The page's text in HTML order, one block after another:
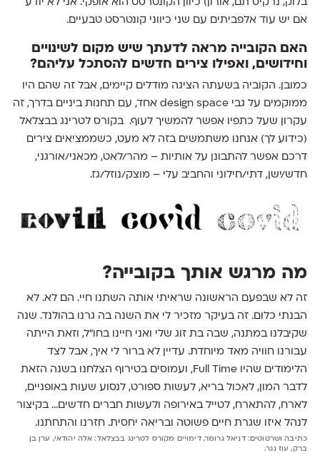
בלוק, נרקיס תם, אורון) כיוון הקונטרסט הוא אופקי. אני לא יודע
אם יש עוד אלפביתים עם שני כיווני קונטרסט טבעיים.
האם הקובייה מראה לדעתך שיש מקום לשינויים
וחידושים, ואפילו צירים חדשים להסתכל עליהם?
כמובן. הקוביה בשעתה הציגה מודלים קיימים, אבל זה שהם היו
ממוקמים על גבי design space אחד, עם תחנות ביניים בדרך, זה
עקרון שעל כתפיו אפשר להמשיך לעוף. בקורס לטרינג בבצלאל
(כידוע לך) אנחנו משתמשים בזה לא מעט, כשממציאים צירים
דרכם אפשר להתבונן על אותיות – מהר/לאט, מכאני/אורגני,
חדש/ישן, דתי/חילוני והחביב עלי – מוצק/נוזל/גז.
מה מרגש אותך בקובייה?
זה לא שבפעם הראשונה שראיתי אותה השתנו חיי. הם לא. לא
הבנתי כלום. זה בעיקר מזכיר לי את השנה בה גרנו בהולנד. שנה
שקיבלנו במתנה, שבה בת זוג שלי ואני חיינו בחו״ל, וזאת הייתה
עבורנו חוויה מאד מיוחדת. עדיין לא ברור לי איך, אבל לצד
הלימודים שהיו Full Time, ועמוסים בטירוף הצלחנו בשנה הזאת
לדבר המון, לאכול בריא, לעשות ספורט, לנסוע שעות באופניים,
לארח, להתארח, לטייל באירופה ולעשות חברים חדשים... בקיצור
לנהל איזו שגרת חיים פשוטה ובריאה יחסית. חזרנו והתחתנו.
כתיבה ושרטוטים: דניאל גרומר, דימויים מקורס לטרינג בבצלאל: אלה יהודאי, ערן בן
ברק, עוז נגר.